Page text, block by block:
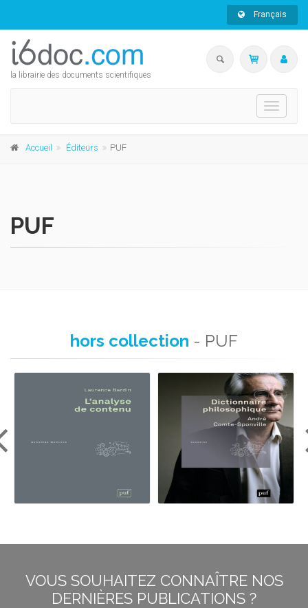
Français
la librairie des documents scientifiques
Toggle
Accueil Éditeurs PUF
PUF
hors collection - PUF
VOUS SOUHAITEZ CONNAÎTRE NOS
DERNIÈRES PUBLICATIONS ?